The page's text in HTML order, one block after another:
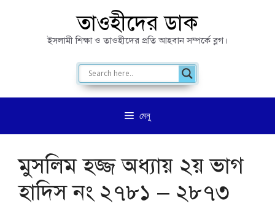
তাওহীদের ডাক
ইসলামী শিক্ষা ও তাওহীদের প্রতি আহবান সম্পর্কে ব্লগ।
মেনু
মুসলিম হজ্জ অধ্যায় ২য় ভাগ
হাদিস নং ২৭৮১ – ২৮৭৩